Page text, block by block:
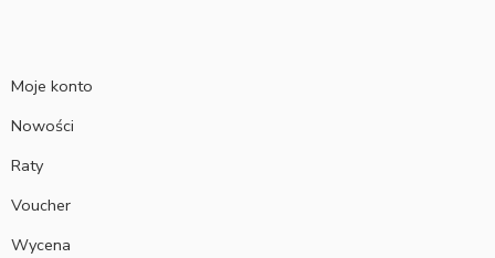
Moje konto
Nowości
Raty
Voucher
Wycena